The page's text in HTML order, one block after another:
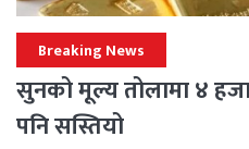
Breaking News
सुनको मूल्य तोलामा ४
पनि सस्तियो